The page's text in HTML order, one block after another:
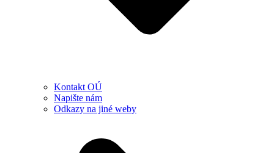
Kontakt OÚ
Napište nám
Odkazy na jiné weby